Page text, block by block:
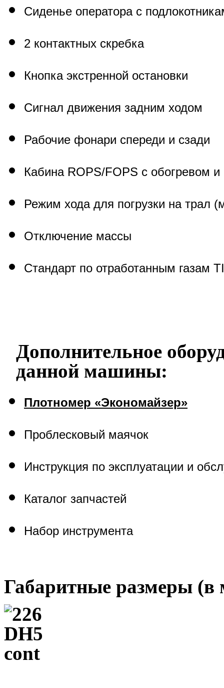
Сиденье оператора с
2 контактных скребка
Кнопка экстренной остановки
Сигнал движения задним ходом
Рабочие фонари спереди и сзади
Кабина ROPS/FOPS с обогревом
Режим хода для погрузки на трал
Отключение массы
Стандарт по отработанным газам
Дополнительное
данной машины:
Плотномер «Экономайзер»
Проблесковый маячок
Инструкция по эксплуатации и
Каталог запчастей
Набор инструмента
Габаритные размеры